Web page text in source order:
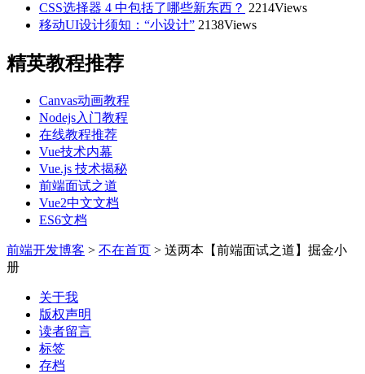
CSS选择器 4 中包括了哪些新东西？ 2214Views
移动UI设计须知：“小设计” 2138Views
精英教程推荐
Canvas动画教程
Nodejs入门教程
在线教程推荐
Vue技术内幕
Vue.js 技术揭秘
前端面试之道
Vue2中文文档
ES6文档
前端开发博客 > 不在首页 > 送两本【前端面试之道】掘金小
册
关于我
版权声明
读者留言
标签
存档